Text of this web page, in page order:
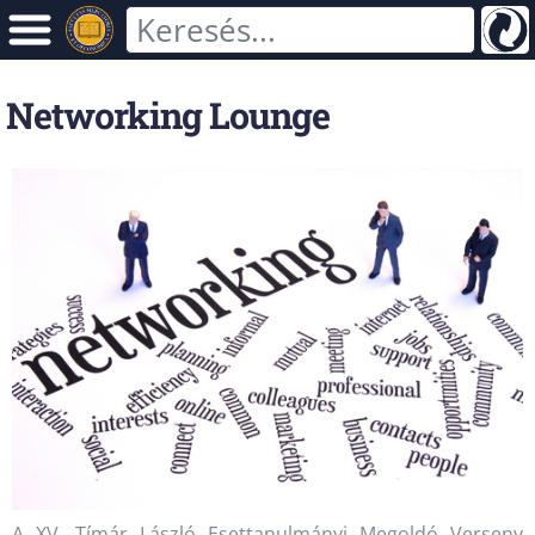
Networking Lounge